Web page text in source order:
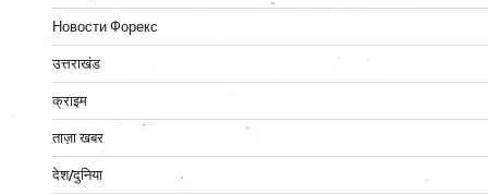
Новости Форекс
उत्तराखंड
क्राइम
ताज़ा खबर
देश/दुनिया